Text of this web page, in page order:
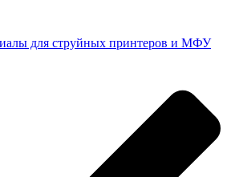
для струйных принтеров и МФУ